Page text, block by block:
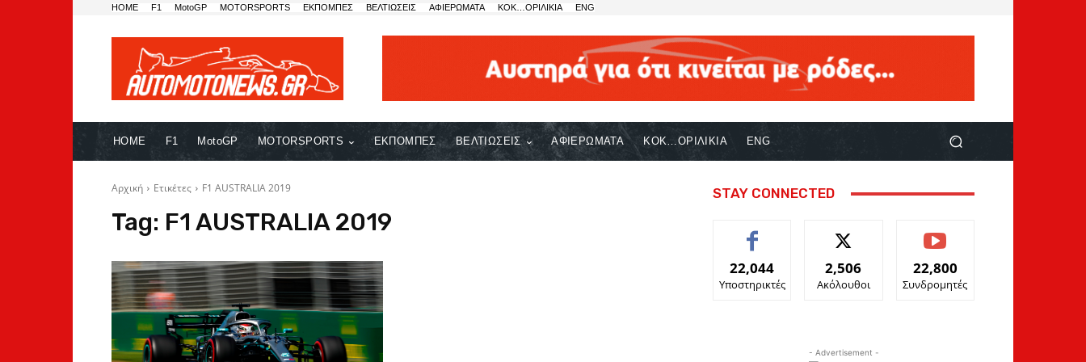
HOME F1 MotoGP MOTORSPORTS ΕΚΠΟΜΠΕΣ ΒΕΛΤΙΩΣΕΙΣ ΑΦΙΕΡΩΜΑΤΑ ΚΟΚ…ΟΡΙΛΙΚΙΑ ENG
HOME F1 MotoGP MOTORSPORTS ΕΚΠΟΜΠΕΣ ΒΕΛΤΙΩΣΕΙΣ ΑΦΙΕΡΩΜΑΤΑ ΚΟΚ…ΟΡΙΛΙΚΙΑ ENG
Αρχική Ετικέτες F1 AUSTRALIA 2019
Tag: F1 AUSTRALIA 2019
STAY CONNECTED
22,044
Υποστηρικτές
2,506
Ακόλουθοι
22,800
Συνδρομητές
- Advertisement -